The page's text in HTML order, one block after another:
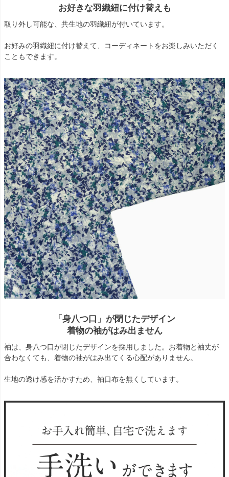
お好きな羽織紐に付け替えも
取り外し可能な、共生地の羽織紐が付いています。
お好みの羽織紐に付け替えて、コーディネートをお楽しみいただく
こともできます。
「身八つ口」が閉じたデザイン
着物の袖がはみ出ません
袖は、身八つ口が閉じたデザインを採用しました。お着物と袖丈が
合わなくても、着物の袖がはみ出てくる心配がありません。
生地の透け感を活かすため、袖口布を無くしています。